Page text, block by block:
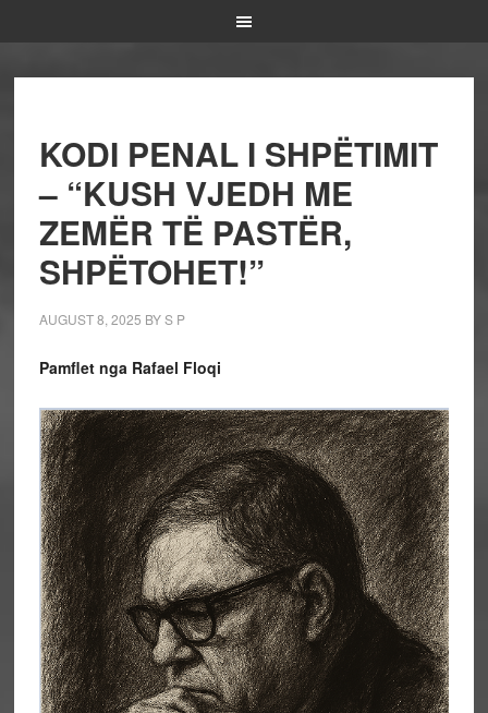
KODI PENAL I SHPËTIMIT
– “KUSH VJEDH ME
ZEMËR TË PASTËR,
SHPËTOHET!”
AUGUST 8, 2025 BYS P
Pamflet nga Rafael Floqi